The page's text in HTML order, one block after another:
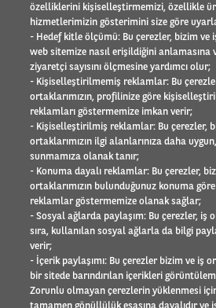
Uluslararası faaliyet alanı
Referanslar
Element - Arval Global Alliance
İnsan Kaynakları
Arval Mobility Observatory
Basın odası
Sosyal Sorumluluk
İletişim
SÜRÜCÜLER
Site Haritası
Yasal Bilgi
Bilgi Toplumu Hizmetleri
Çerez Politikası
Etik Uyarı
özelliklerini kişiselleştirmemizi, özellikle
hizmetlerimizin gösterimini size göre
- Hedef kitle ölçümü: Bu çerezler, bizim ve
web sitemize nasıl erişildiğini anlamasına
ziyaretçi sayısını ölçmesine yardımcı olur;
- Kişiselleştirilmemiş reklamlar: Bu
ortaklarımızın, profilinize göre
reklamları göstermemize imkan verir;
- Kişiselleştirilmiş reklamlar: Bu çerezler,
ortaklarımızın ilgi alanlarınıza daha
sunmamıza olanak tanır;
- Konuma dayalı reklamlar: Bu çerezler,
ortaklarımızın bulunduğunuz konuma
reklamlar göstermemize olanak sağlar;
- Sosyal ağlarda paylaşım: Bu çerezler, iş
sıra, kullanılan sosyal ağlarla da bilgi
verir;
- İçerik paylaşımı: Bu çerezler bizim ve iş
bir sitede barındırılan içerikleri
Zorunlu olmayan çerezlerin yüklenmesi
tamamen gönüllülük esasına dayalıdır ve